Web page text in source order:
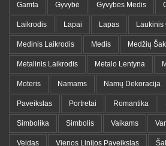
Gamta Gyvybė Gyvybės Medis
Laikrodis Lapai Lapas Laukinis
Medinis Laikrodis Medis Medžių
Metalinis Laikrodis Metalo Lentyna
Moteris Namams Namų Dekoracija
Paveikslas Portretai Romantika
Simbolika Simbolis Vaikams
Veidas Vienos Linijos Paveikslas